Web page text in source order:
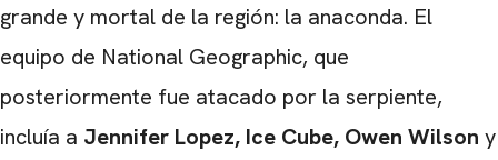
grande y mortal de la región: la anaconda. El
equipo de National Geographic, que
posteriormente fue atacado por la serpiente,
incluía a Jennifer Lopez, Ice Cube, Owen Wilson y